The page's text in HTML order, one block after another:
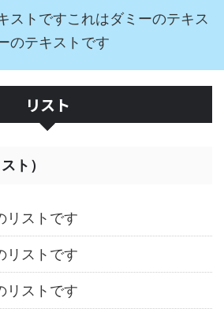
ストですこれはダミーのテキス
のテキストです
リスト
ト）
リストです
リストです
リストです